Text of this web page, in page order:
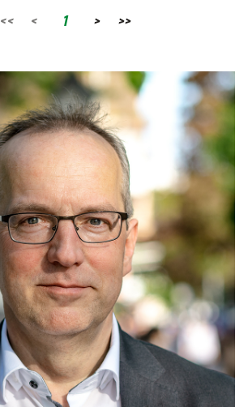
<< < 1 > >>